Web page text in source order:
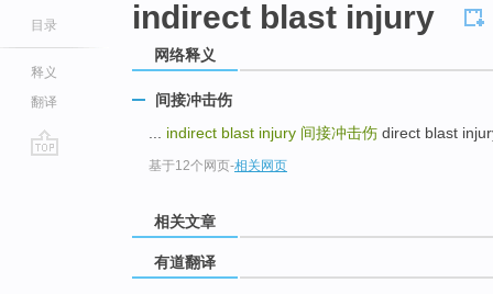
目录
释义
翻译
indirect blast injury
网络释义
间接冲击伤
indirect blast injury 间接冲击伤 direct blast
基于12个网页-相关网页
相关文章
有道翻译